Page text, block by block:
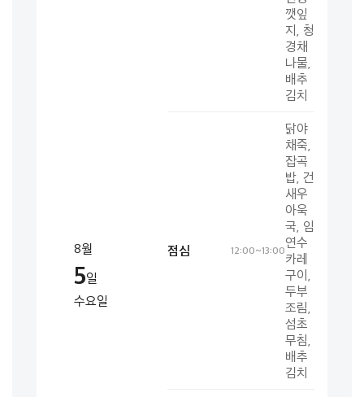
8월
5일
수요일
깻잎
지, 청
경채
나물,
배추
김치
점심 12:00~13:00
닭야
채죽,
잡곡
밥, 건
새우
아욱
국, 임
연수
카레
구이,
두부
조림,
섬초
무침,
배추
김치